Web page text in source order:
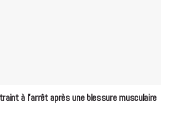
à l’arrêt après une blessure musculaire